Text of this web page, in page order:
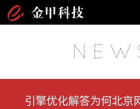
N E W
引擎优化解答为何北京